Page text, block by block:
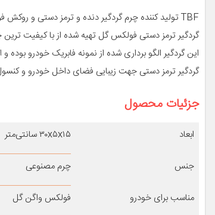
TBF تولید کننده چرم گردگیر دنده و ترمز دستی و روکش فرمان انواع خودرو می باشد
گردگیر ترمز دستی فولکس گل تهیه شده از با کیفیت
این گردگیر الگو برداری شده از نمونه فابریک خودرو
گردگیر ترمز دستی جهت زیبایی فضای داخل خودرو و
جزئیات محصول
ابعاد ۳۰x۵x۱۵ سانتی‌متر
جنس چرم مصنوعی
مناسب برای خودرو فولکس واگن گل